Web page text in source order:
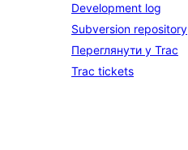
Development log
Subversion repository
Переглянути у Trac
Trac tickets